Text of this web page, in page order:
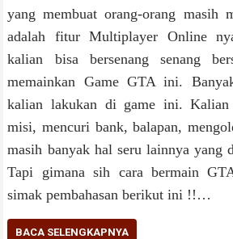
yang membuat orang-orang masih
adalah fitur Multiplayer Online
kalian bisa bersenang senang
memainkan Game GTA ini.
kalian lakukan di game ini. Kalian
misi, mencuri bank, balapan,
masih banyak hal seru lainnya yang
Tapi gimana sih cara bermain
simak pembahasan berikut ini !!…
BACA SELENGKAPNYA